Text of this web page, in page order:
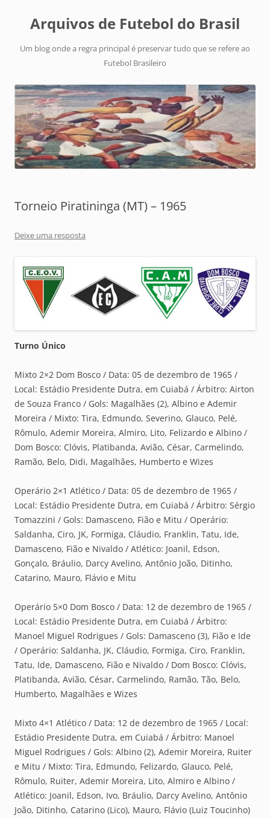
Arquivos de Futebol do Brasil
Um blog onde a regra principal é preservar tudo que se refere ao
Futebol Brasileiro
Torneio Piratininga (MT) – 1965
Deixe uma resposta
Turno Único
Mixto 2×2 Dom Bosco / Data: 05 de dezembro de 1965 /
Local: Estádio Presidente Dutra, em Cuiabá / Árbitro: Airton
de Souza Franco / Gols: Magalhães (2), Albino e Ademir
Moreira / Mixto: Tira, Edmundo, Severino, Glauco, Pelé,
Rômulo, Ademir Moreira, Almiro, Lito, Felizardo e Albino /
Dom Bosco: Clóvis, Platibanda, Avião, César, Carmelindo,
Ramão, Belo, Didi, Magalhães, Humberto e Wizes
Operário 2×1 Atlético / Data: 05 de dezembro de 1965 /
Local: Estádio Presidente Dutra, em Cuiabá / Árbitro: Sérgio
Tomazzini / Gols: Damasceno, Fião e Mitu / Operário:
Saldanha, Ciro, JK, Formiga, Cláudio, Franklin, Tatu, Ide,
Damasceno, Fião e Nivaldo / Atlético: Joanil, Edson,
Gonçalo, Bráulio, Darcy Avelino, Antônio João, Ditinho,
Catarino, Mauro, Flávio e Mitu
Operário 5×0 Dom Bosco / Data: 12 de dezembro de 1965 /
Local: Estádio Presidente Dutra, em Cuiabá / Árbitro:
Manoel Miguel Rodrigues / Gols: Damasceno (3), Fião e Ide
/ Operário: Saldanha, JK, Cláudio, Formiga, Ciro, Franklin,
Tatu, Ide, Damasceno, Fião e Nivaldo / Dom Bosco: Clóvis,
Platibanda, Avião, César, Carmelindo, Ramão, Tão, Belo,
Humberto, Magalhães e Wizes
Mixto 4×1 Atlético / Data: 12 de dezembro de 1965 / Local:
Estádio Presidente Dutra, em Cuiabá / Árbitro: Manoel
Miguel Rodrigues / Gols: Albino (2), Ademir Moreira, Ruiter
e Mitu / Mixto: Tira, Edmundo, Felizardo, Glauco, Pelé,
Rômulo, Ruiter, Ademir Moreira, Lito, Almiro e Albino /
Atlético: Joanil, Edson, Ivo, Bráulio, Darcy Avelino, Antônio
João, Ditinho, Catarino (Lico), Mauro, Flávio (Luiz Toucinho)